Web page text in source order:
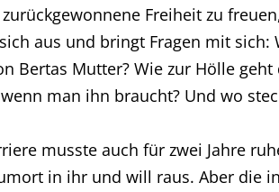
Freiheit zu
aus und bringt Fragen mit sich:
Bertas Mutter? Wie zur Hölle
man ihn braucht? Und wo
musste auch für zwei Jahre
in ihr und will raus. Aber die